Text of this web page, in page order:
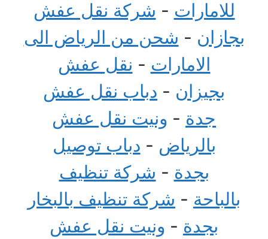
للامارات - شركة نقل عفش
بجازان - شحن من الرياض الى
الامارات - نقل عفش
بجيزان - دباب نقل عفش
جدة - ونيت نقل عفش
بالرياض - دباب توصيل
بجدة - شركة تنظيف
بالباحة - شركة تنظيف بالبخار
بجدة - ونيت نقل عفش